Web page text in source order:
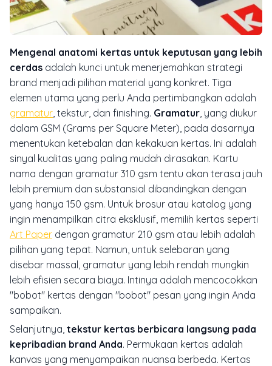
Mengenal anatomi kertas untuk keputusan yang lebih
cerdas adalah kunci untuk menerjemahkan strategi
brand menjadi pilihan material yang konkret. Tiga
elemen utama yang perlu Anda pertimbangkan adalah
gramatur , tekstur, dan finishing. Gramatur , yang diukur
dalam GSM (Grams per Square Meter), pada dasarnya
menentukan ketebalan dan kekakuan kertas. Ini adalah
sinyal kualitas yang paling mudah dirasakan. Kartu
nama dengan gramatur 310 gsm tentu akan terasa jauh
lebih premium dan substansial dibandingkan dengan
yang hanya 150 gsm. Untuk brosur atau katalog yang
ingin menampilkan citra eksklusif, memilih kertas seperti
Art Paper dengan gramatur 210 gsm atau lebih adalah
pilihan yang tepat. Namun, untuk selebaran yang
disebar massal, gramatur yang lebih rendah mungkin
lebih efisien secara biaya. Intinya adalah mencocokkan
"bobot" kertas dengan "bobot" pesan yang ingin Anda
sampaikan.
Selanjutnya, tekstur kertas berbicara langsung pada
kepribadian brand Anda. Permukaan kertas adalah
kanvas yang menyampaikan nuansa berbeda. Kertas